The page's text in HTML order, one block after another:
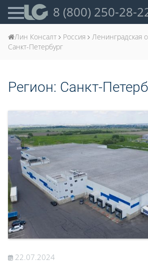
8 (800) 250-28-
Лин Консалт Россия
Ленинградская
Санкт-Петербург
Регион: Санкт-
22.07.2024